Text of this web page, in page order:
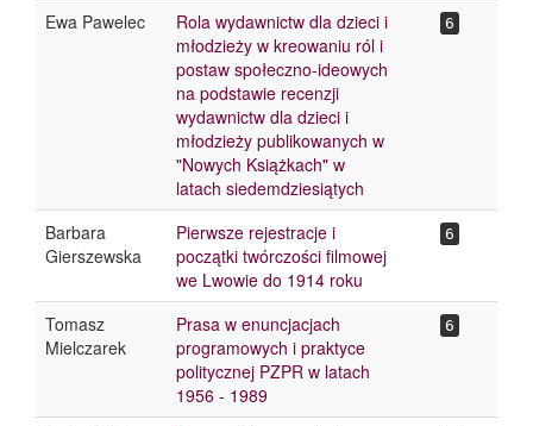
Ewa Pawelec
Rola wydawnictw dla dzieci i
młodzieży w kreowaniu ról i
postaw społeczno-ideowych
na podstawie recenzji
wydawnictw dla dzieci i
młodzieży publikowanych w
"Nowych Książkach" w
latach siedemdziesiątych
6
Barbara
Gierszewska
Pierwsze rejestracje i
początki twórczości filmowej
we Lwowie do 1914 roku
6
Tomasz
Mielczarek
Prasa w enuncjacjach
programowych i praktyce
politycznej PZPR w latach
1956 - 1989
6